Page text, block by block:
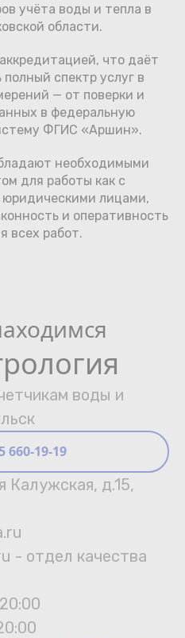
учёта воды и тепла в
области.
что даёт
спектр услуг в
— от поверки и
в федеральную
ФГИС «Аршин».
необходимыми
для работы как с
лицами,
и оперативность
всех работ.
воды и
660-19-19
Калужская, д.15,
- отдел качества